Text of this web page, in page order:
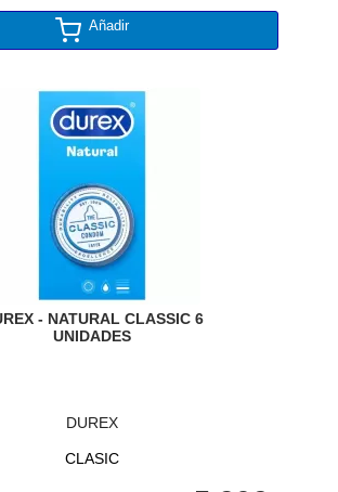
Añadir
- NATURAL CLASSIC 6
UNIDADES
DUREX
CLASIC